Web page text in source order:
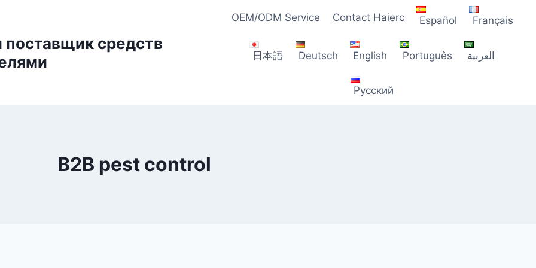
поставщик средств
OEM/ODM Service Contact Haierc Español Français
日本語 Deutsch English Português العربية
Русский
B2B pest control